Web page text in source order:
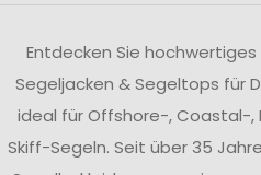
Entdecken Sie
Segeljacken & Segeltops für
ideal für Offshore-, Coastal-,
Skiff-Segeln. Seit über 35